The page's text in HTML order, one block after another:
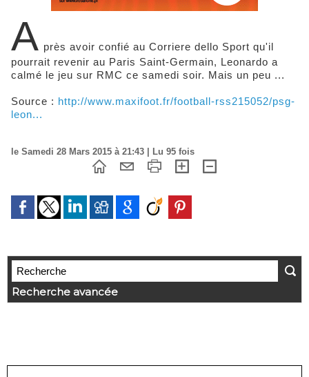
A près avoir confié au Corriere dello Sport qu'il
pourrait revenir au Paris Saint-Germain, Leonardo a
calmé le jeu sur RMC ce samedi soir. Mais un peu ...
Source : http://www.maxifoot.fr/football-rss215052/psg-
leon...
le Samedi 28 Mars 2015 à 21:43 | Lu 95 fois
Recherche avancée